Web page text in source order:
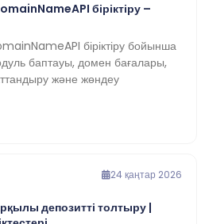
біріктіру –
біріктіру бойынша
баптауы, домен бағалары,
және жөндеу
24 қаңтар 2026
депозитті толтыру |